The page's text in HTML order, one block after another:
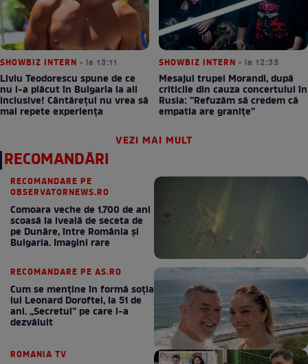
SHOWBIZ INTERN • la 13:11
Liviu Teodorescu spune de ce
nu i-a plăcut în Bulgaria la all
inclusive! Cântărețul nu vrea să
mai repete experiența
SHOWBIZ INTERN • la 12:33
Mesajul trupei Morandi, după
criticile din cauza concertului în
Rusia: ”Refuzăm să credem că
empatia are granițe”
VEZI MAI MULT
RECOMANDĂRI
RECOMANDARE PE
OBSERVATORNEWS.RO
Comoara veche de 1.700 de ani
scoasă la iveală de seceta de
pe Dunăre, între România şi
Bulgaria. Imagini rare
RECOMANDARE PE AS.RO
Cum se menţine în formă soţia
lui Leonard Doroftei, la 51 de
ani. „Secretul” pe care l-a
dezvăluit
ROMANIA TV